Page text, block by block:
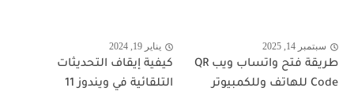
سبتمبر 14, 2025
طريقة فتح واتساب ويب QR
Code للهاتف وللكمبيوتر
يناير 19, 2024
كيفية إيقاف التحديثات
التلقائية في ويندوز 11